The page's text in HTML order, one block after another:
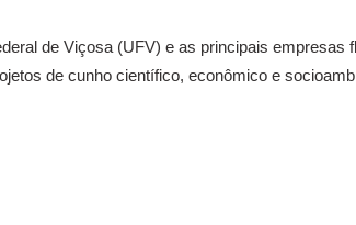
de Viçosa (UFV) e as principais empresas
de cunho científico, econômico e